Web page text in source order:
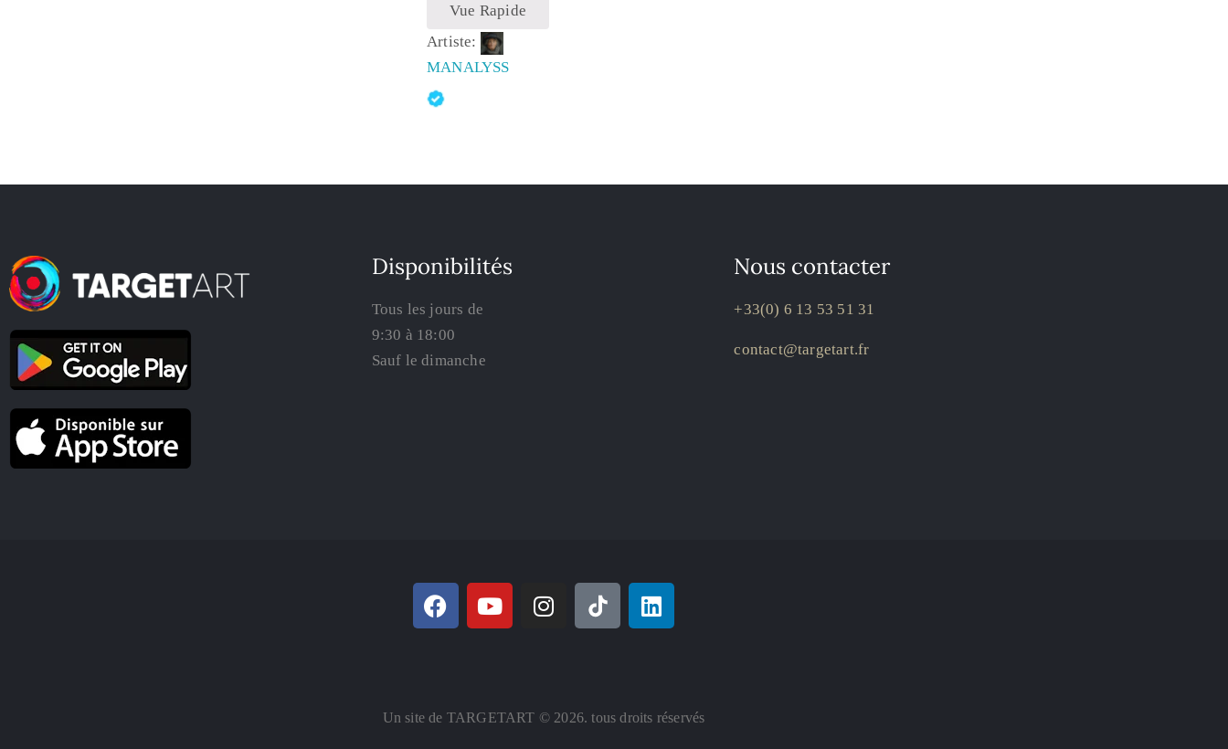
Vue Rapide
Artiste:
MANALYSS
Disponibilités
Tous les jours de
9:30 à 18:00
Sauf le dimanche
Nous contacter
+33(0) 6 13 53 51 31
contact@targetart.fr
Un site de TARGETART © 2026. tous droits réservés